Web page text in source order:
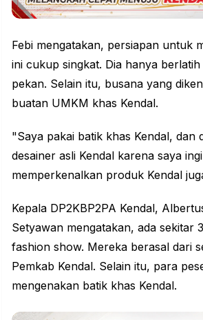
Febi mengatakan, persiapan untuk
ini cukup singkat. Dia hanya berlatih
pekan. Selain itu, busana yang
buatan UMKM khas Kendal.
"Saya pakai batik khas Kendal, dan
desainer asli Kendal karena saya
memperkenalkan produk Kendal
Kepala DP2KBP2PA Kendal,
Setyawan mengatakan, ada sekitar
fashion show. Mereka berasal dari
Pemkab Kendal. Selain itu, para
mengenakan batik khas Kendal.